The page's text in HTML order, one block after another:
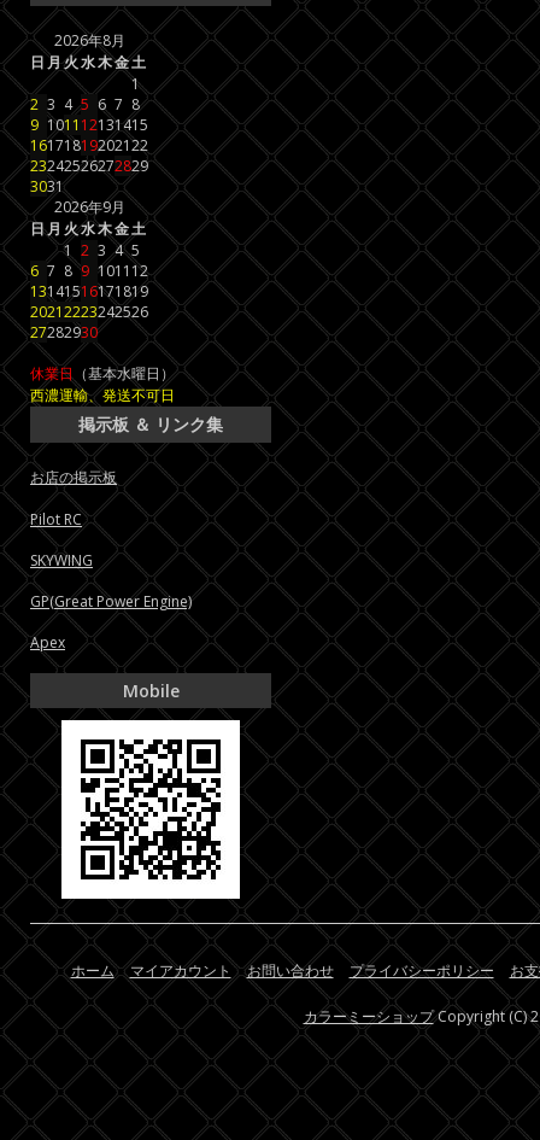
2026年8月
日月火水木金土
1
2 3 4 5 6 7 8
9 1011 12131415
16171819202122
23242526272829
3031
2026年9月
日月 火水木金土
1 2 3 4 5
6 7 8 9 1011 12
13141516171819
20212223242526
27282930
休業日 （基本水曜日）
西濃運輸、発送不可日
掲示板 ＆ リンク集
お店の掲示板
Pilot RC
SKYWING
GP(Great Power Engine)
Apex
Mobile
ホーム マイアカウント お問い合わせ プライバシーポリシー お
カラーミーショップCopyright (C)